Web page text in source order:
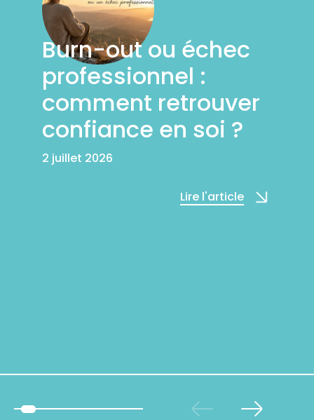
Burn-out ou échec
professionnel :
comment retrouver
confiance en soi ?
2 juillet 2026
Lire l'article